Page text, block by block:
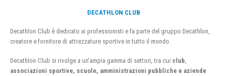
DECATHLON CLUB
Decathlon Club è dedicato ai professionisti e fa parte del gruppo Decathlon,
creatore e fornitore di attrezzature sportive in tutto il mondo.
Decathlon Club si rivolge a un’ampia gamma di settori, tra cui club
associazioni sportive, scuole, amministrazioni pubbliche e aziende